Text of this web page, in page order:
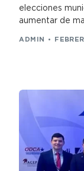
elecciones
aumentar de
ADMIN